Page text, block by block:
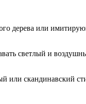
дерева или
светлый и
или скандинавский